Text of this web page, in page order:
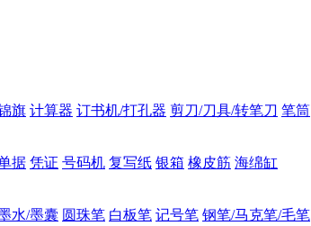
旗 计算器 订书机/打孔器 剪刀/刀具/转笔刀 笔筒
据 凭证 号码机 复写纸 银箱 橡皮筋 海绵缸
水/墨囊 圆珠笔 白板笔 记号笔 钢笔/马克笔/毛笔